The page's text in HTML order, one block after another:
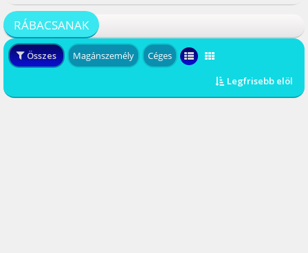
RÁBACSANAK
Összes Magánszemély Céges
Legfrisebb elöl